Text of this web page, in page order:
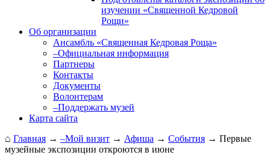
изучении «Священной Кедровой
Рощи»
Об организации
Ансамбль «Священная Кедровая Роща»
–Официальная информация
Партнеры
Контакты
Документы
Волонтерам
–Поддержать музей
Карта сайта
⌂ Главная → –Мой визит → Афиша → События → Первые
музейные экспозиции откроются в июне